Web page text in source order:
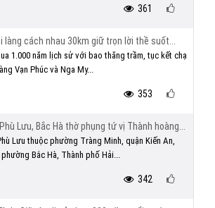
361
làng cách nhau 30km giữ trọn lời thề suốt...
1.000 năm lịch sử với bao thăng trầm, tục kết chạ
Vạn Phúc và Nga My...
353
Lưu, Bắc Hà thờ phụng tứ vị Thành hoàng...
Lưu thuộc phường Tràng Minh, quận Kiến An,
phường Bắc Hà, Thành phố Hải...
342